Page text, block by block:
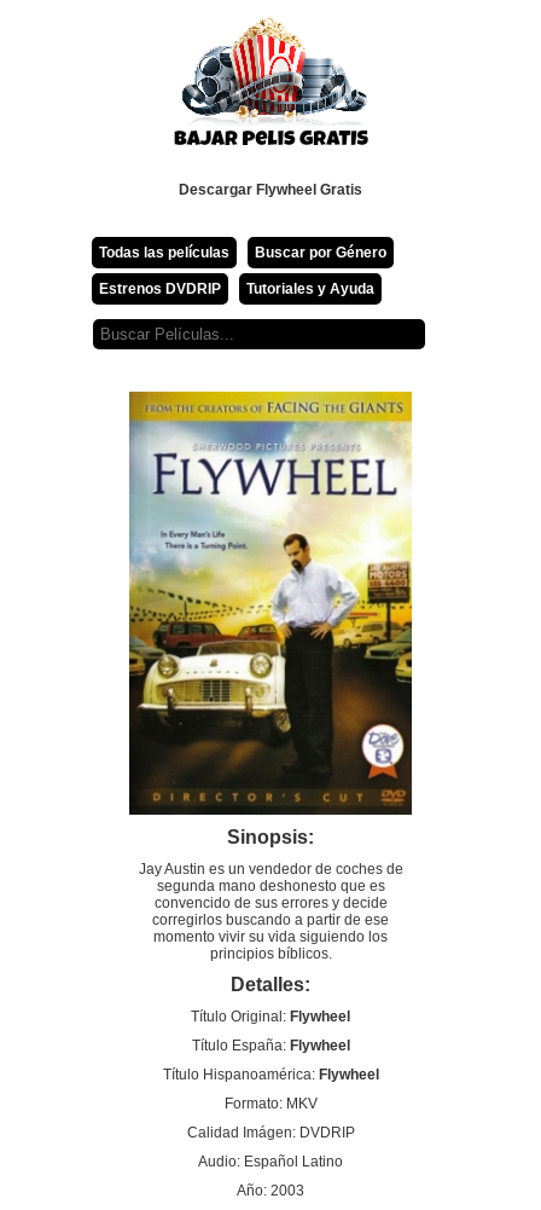
Descargar Flywheel Gratis
Todas las películas Buscar por Género
Estrenos DVDRIP Tutoriales y Ayuda
Sinopsis:
Jay Austin es un vendedor de coches de
segunda mano deshonesto que es
convencido de sus errores y decide
corregirlos buscando a partir de ese
momento vivir su vida siguiendo los
principios bíblicos.
Detalles:
Título Original: Flywheel
Título España: Flywheel
Título Hispanoamérica: Flywheel
Formato: MKV
Calidad Imágen: DVDRIP
Audio: Español Latino
Año: 2003